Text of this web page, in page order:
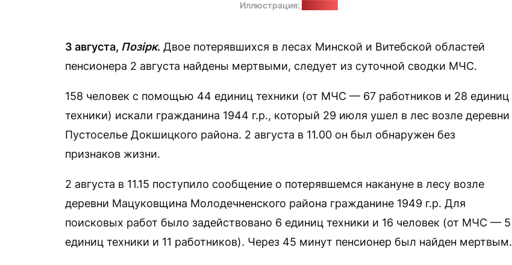
Иллюстрация:
3 августа, Позірк. Двое потерявшихся в лесах Минской и Витебской областей
пенсионера 2 августа найдены мертвыми, следует из суточной сводки МЧС.
158 человек с помощью 44 единиц техники (от МЧС — 67 работников и 28 единиц
техники) искали гражданина 1944 г.р., который 29 июля ушел в лес возле деревни
Пустоселье Докшицкого района. 2 августа в 11.00 он был обнаружен без
признаков жизни.
2 августа в 11.15 поступило сообщение о потерявшемся накануне в лесу возле
деревни Мацуковщина Молодечненского района гражданине 1949 г.р. Для
поисковых работ было задействовано 6 единиц техники и 16 человек (от МЧС — 5
единиц техники и 11 работников). Через 45 минут пенсионер был найден мертвым.